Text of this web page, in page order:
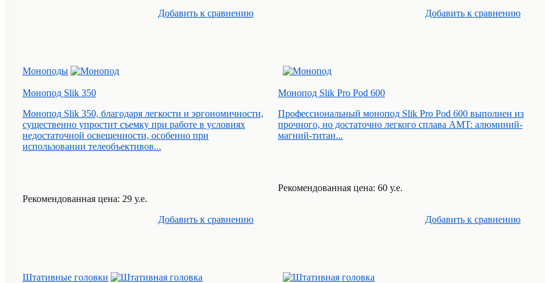
Добавить к cравнению
Добавить к cравнению
Моноподы
Монопод Slik 350
Монопод Slik 350, благодаря легкости и эргономичности,
существенно упростит съемку при работе в условиях
недостаточной освещенности, особенно при
использовании телеобъективов...
Рекомендованная цена: 29 у.е.
Монопод Slik Pro Pod 600
Профессиональный монопод Slik Pro Pod 600 выполнен из
прочного, но достаточно легкого сплава AMT: алюминий-
магний-титан...
Рекомендованная цена: 60 у.е.
Добавить к cравнению Добавить к cравнению
Штативные головки